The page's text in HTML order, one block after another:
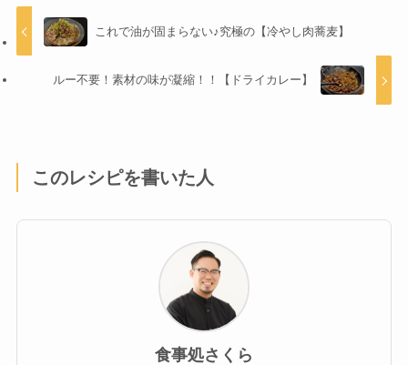
これで油が固まらない♪究極の【冷やし肉蕎麦】
ルー不要！素材の味が凝縮！！【ドライカレー】
このレシピを書いた人
食事処さくら